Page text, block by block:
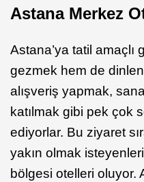
Astana Merkez
Astana’ya tatil amaçlı
gezmek hem de
alışveriş yapmak,
katılmak gibi pek çok
ediyorlar. Bu ziyaret
yakın olmak
bölgesi otelleri oluyor.